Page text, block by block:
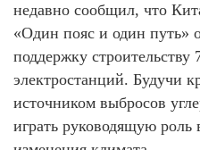
недавно сообщил, что
«Один пояс и один путь»
поддержку
электростанций. Будучи
источником выбросов
играть руководящую роль